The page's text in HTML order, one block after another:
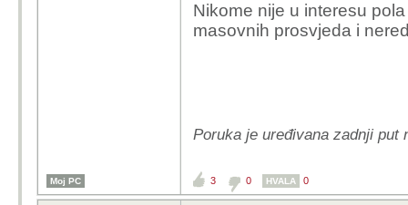
Nikome nije u interesu
masovnih prosvjeda i
Poruka je uređivana zadnji put
Moj PC 3 0 HVALA 0